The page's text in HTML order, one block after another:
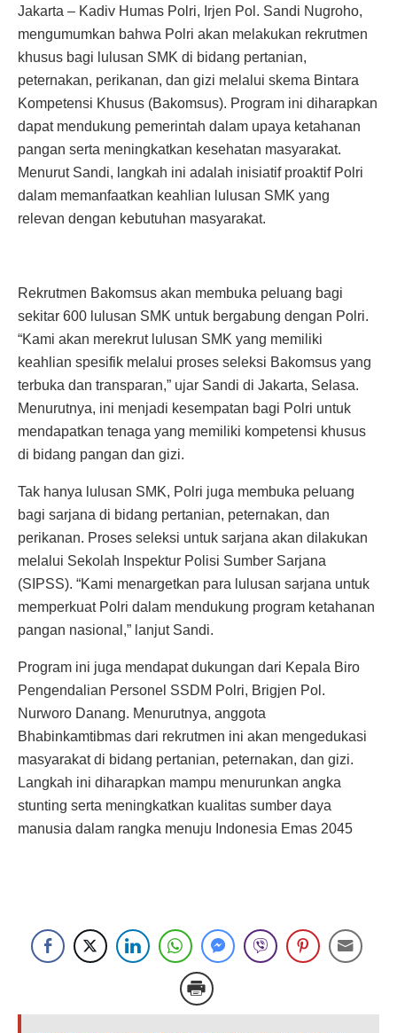
Jakarta – Kadiv Humas Polri, Irjen Pol. Sandi Nugroho,
mengumumkan bahwa Polri akan melakukan rekrutmen
khusus bagi lulusan SMK di bidang pertanian,
peternakan, perikanan, dan gizi melalui skema Bintara
Kompetensi Khusus (Bakomsus). Program ini diharapkan
dapat mendukung pemerintah dalam upaya ketahanan
pangan serta meningkatkan kesehatan masyarakat.
Menurut Sandi, langkah ini adalah inisiatif proaktif Polri
dalam memanfaatkan keahlian lulusan SMK yang
relevan dengan kebutuhan masyarakat.
Rekrutmen Bakomsus akan membuka peluang bagi
sekitar 600 lulusan SMK untuk bergabung dengan Polri.
“Kami akan merekrut lulusan SMK yang memiliki
keahlian spesifik melalui proses seleksi Bakomsus yang
terbuka dan transparan,” ujar Sandi di Jakarta, Selasa.
Menurutnya, ini menjadi kesempatan bagi Polri untuk
mendapatkan tenaga yang memiliki kompetensi khusus
di bidang pangan dan gizi.
Tak hanya lulusan SMK, Polri juga membuka peluang
bagi sarjana di bidang pertanian, peternakan, dan
perikanan. Proses seleksi untuk sarjana akan dilakukan
melalui Sekolah Inspektur Polisi Sumber Sarjana
(SIPSS). “Kami menargetkan para lulusan sarjana untuk
memperkuat Polri dalam mendukung program ketahanan
pangan nasional,” lanjut Sandi.
Program ini juga mendapat dukungan dari Kepala Biro
Pengendalian Personel SSDM Polri, Brigjen Pol.
Nurworo Danang. Menurutnya, anggota
Bhabinkamtibmas dari rekrutmen ini akan mengedukasi
masyarakat di bidang pertanian, peternakan, dan gizi.
Langkah ini diharapkan mampu menurunkan angka
stunting serta meningkatkan kualitas sumber daya
manusia dalam rangka menuju Indonesia Emas 2045